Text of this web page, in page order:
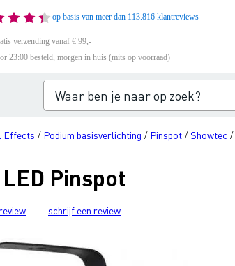
op basis van meer dan 113.816 klantreviews
verzending vanaf € 99,-
23:00 besteld, morgen in huis (mits op voorraad)
Effects / Podium basisverlichting / Pinspot /Showtec /
Pinspot
schrijf een review